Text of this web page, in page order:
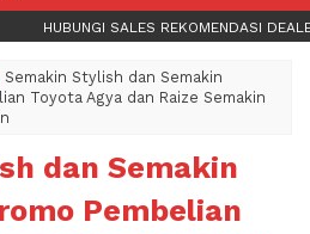
HUBUNGI SALES REKOMENDASI
Semakin Stylish dan Semakin
Toyota Agya dan Raize Semakin
dan Semakin
Pembelian